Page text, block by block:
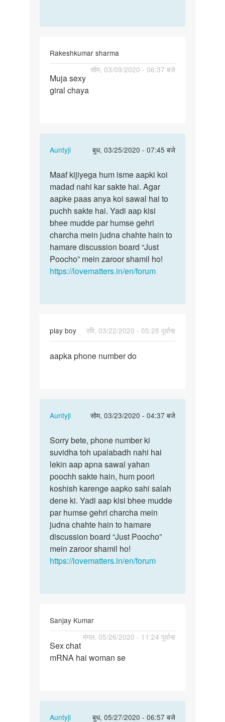
Rakeshkumar sharma
सोम, 03/09/2020 - 06:37 बजे
Muja
sexy
Muja sexy
giral chaya
Auntyji
बुध, 03/25/2020 - 07:45 बजे
In
to
Muja
sexy
giral
chaya
by
Rakeshkumar
sharma
Maaf
kijiyega
hum
isme
aapki…
Maaf kijiyega hum isme aapki koi
madad nahi kar sakte hai. Agar
aapke paas anya koi sawal hai to
puchh sakte hai. Yadi aap kisi
bhee mudde par humse gehri
charcha mein judna chahte hain to
hamare discussion board “Just
Poocho” mein zaroor shamil ho!
https://lovematters.in/en/forum
play boy
रवि, 03/22/2020 - 05:28 पूर्वान्ह
aapka
aapka phone number do
Auntyji
सोम, 03/23/2020 - 04:37 बजे
In
to
aapka
phone
number
do
by
play
boy
Sorry
bete,
phone
number
ki…
Sorry bete, phone number ki
suvidha toh upalabadh nahi hai
lekin aap apna sawal yahan
poochh sakte hain, hum poori
koshish karenge aapko sahi salah
dene ki. Yadi aap kisi bhee mudde
par humse gehri charcha mein
judna chahte hain to hamare
discussion board “Just Poocho”
mein zaroor shamil ho!
https://lovematters.in/en/forum
Sanjay Kumar
मंगल, 05/26/2020 - 11:24 पूर्वान्ह
Sex
chat
Sex chat
mRNA hai woman se
Auntyji बुध, 05/27/2020 - 06:57 बजे
In